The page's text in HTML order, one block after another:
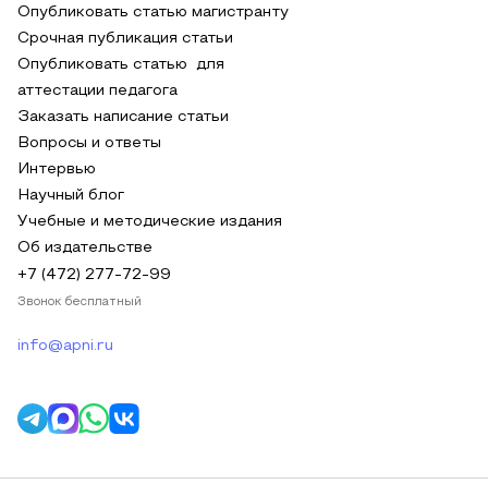
Опубликовать статью магистранту
Срочная публикация статьи
Опубликовать статью для
аттестации педагога
Заказать написание статьи
Вопросы и ответы
Интервью
Научный блог
Учебные и методические издания
Об издательстве
+7 (472) 277-72-99
Звонок бесплатный
info@apni.ru